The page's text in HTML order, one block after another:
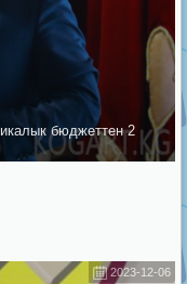
бюджеттен 2
2023-12-06